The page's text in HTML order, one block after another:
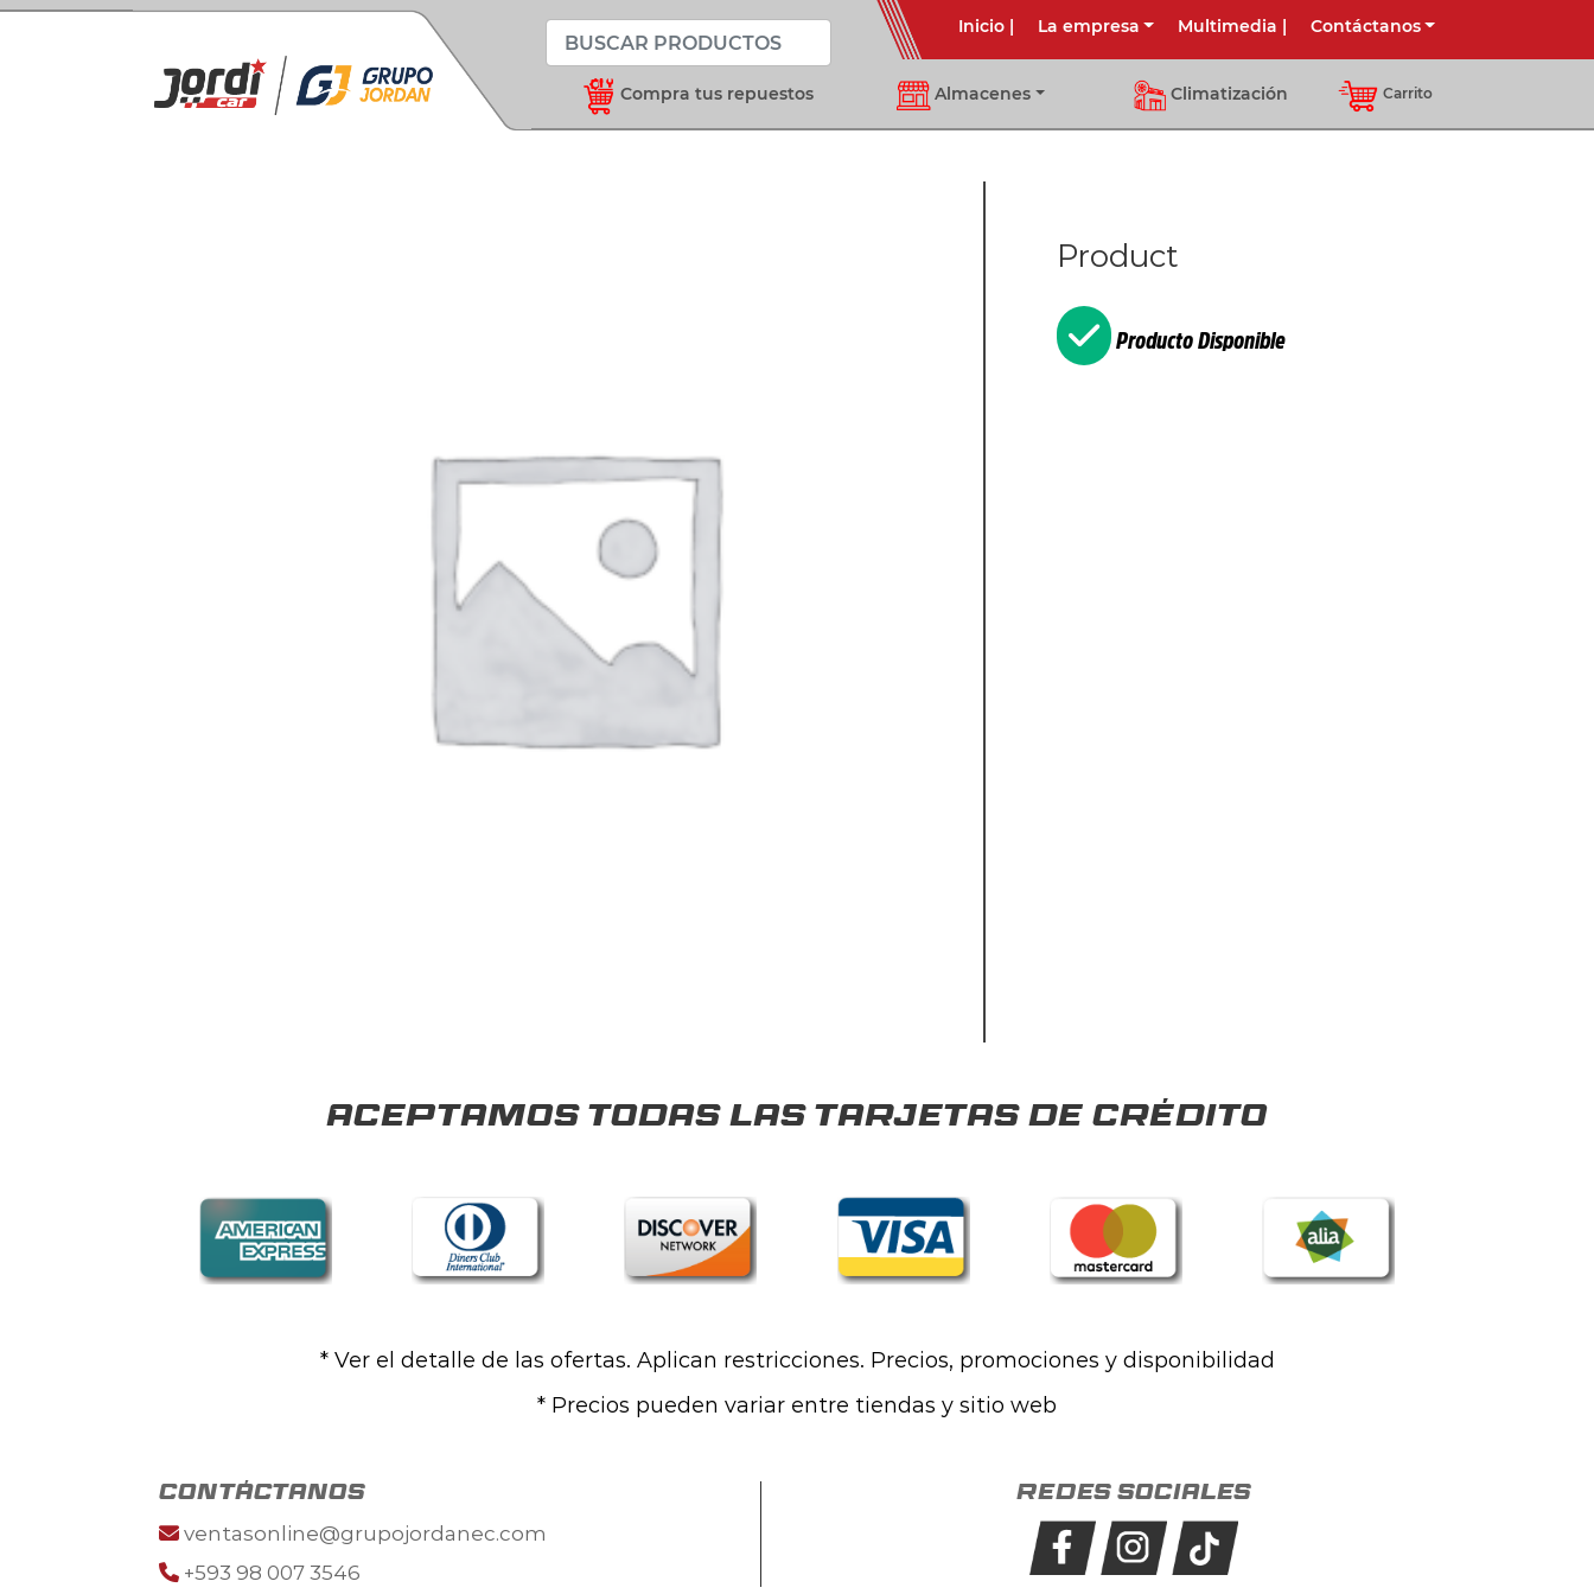
Inicio| La empresa Multimedia | Contáctanos
Compra tus repuestos Almacenes Climatización Carrito
Product
Producto Disponible
Aceptamos todas las tarjetas de crédito
* Ver el detalle de las ofertas. Aplican restricciones. Precios, promociones y disponibilidad
* Precios pueden variar entre tiendas y sitio web
contáctanos
ventasonline@grupojordanec.com
+593 98 007 3546
Redes sociales